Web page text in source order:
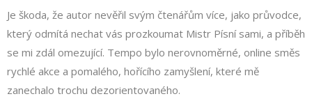
Je škoda, že autor nevěřil svým čtenářům více, jako průvodce,
který odmítá nechat vás prozkoumat Mistr Písní sami, a příběh
se mi zdál omezující. Tempo bylo nerovnoměrné, online směs
rychlé akce a pomalého, hořícího zamyšlení, které mě
zanechalo trochu dezorientovaného.